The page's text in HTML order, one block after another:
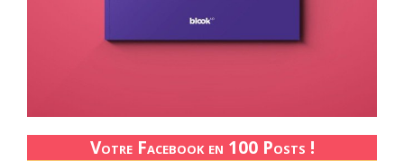
Votre Facebook en 100 Posts !